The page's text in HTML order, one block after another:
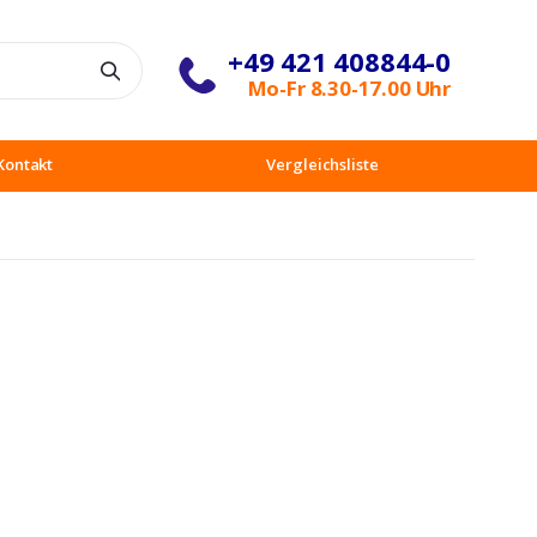
+49 421 408844-0
Mo-Fr 8.30-17.00 Uhr
Vergleichsliste